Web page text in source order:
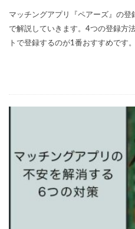
マッチングアプリ『ペアーズ』の登
で解説していきます。4つの登録方
トで登録するのが1番おすすめです。